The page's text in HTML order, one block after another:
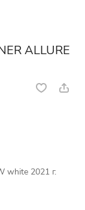
ALLURE
white 2021 г.